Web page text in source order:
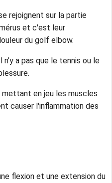
rejoignent sur la partie
et c'est leur
du golf elbow.
n'y a pas que le tennis ou le
en jeu les muscles
causer l'inflammation des
flexion et une extension du